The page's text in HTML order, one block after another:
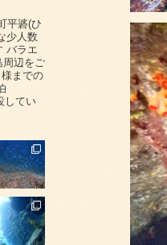
平碆(ひ
少人数
バラエ
周辺をご
までの
してい